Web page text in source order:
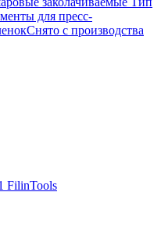
для пресс-
Снято с производства
FilinTools